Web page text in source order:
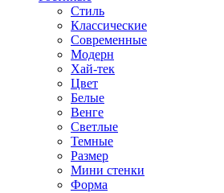
Стиль
Классические
Современные
Модерн
Хай-тек
Цвет
Белые
Венге
Светлые
Темные
Размер
Мини стенки
Форма